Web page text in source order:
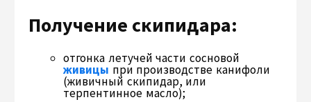
Получение скипидара:
отгонка летучей части сосновой
живицы при производстве канифоли
(живичный скипидар, или
терпентинное масло);